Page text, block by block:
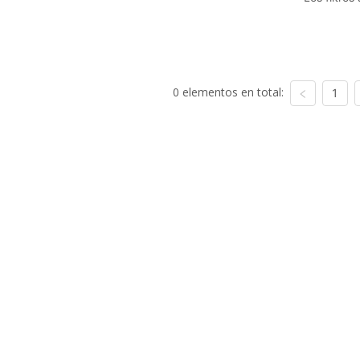
0 elementos en total: 1